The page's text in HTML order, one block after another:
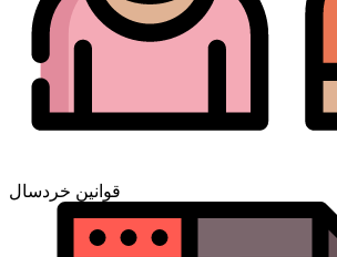
قوانین خردسال